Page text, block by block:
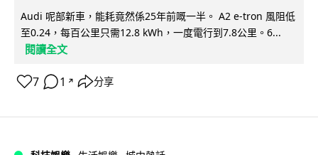
Audi 呢部新車，能耗竟然係25年前嘅一半。 A2 e-tron 風阻低
至0.24，每百公里只需12.8 kWh，一度電行到7.8公里。6...
閱讀全文
7 1 ↗ 分享